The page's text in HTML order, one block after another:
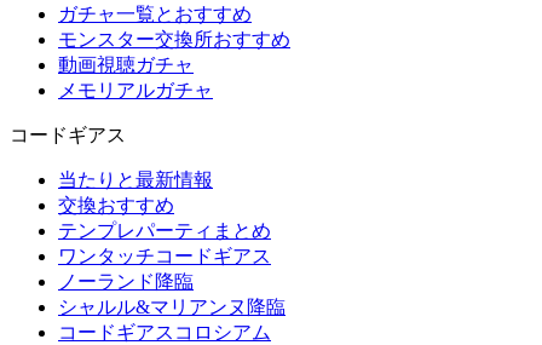
ガチャ一覧とおすすめ
モンスター交換所おすすめ
動画視聴ガチャ
メモリアルガチャ
コードギアス
当たりと最新情報
交換おすすめ
テンプレパーティまとめ
ワンタッチコードギアス
ノーランド降臨
シャルル&マリアンヌ降臨
コードギアスコロシアム